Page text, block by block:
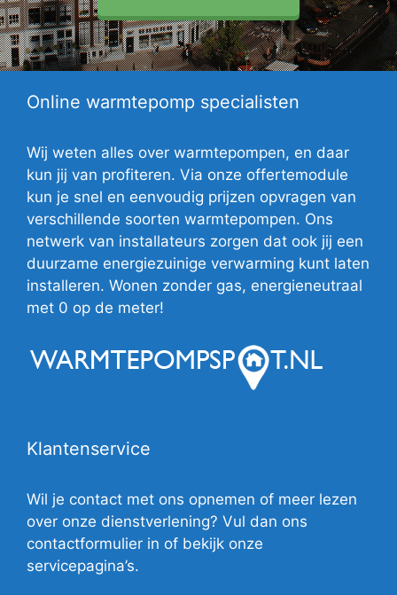
Online warmtepomp specialisten
Wij weten alles over warmtepompen, en daar
kun jij van profiteren. Via onze offertemodule
kun je snel en eenvoudig prijzen opvragen van
verschillende soorten warmtepompen. Ons
netwerk van installateurs zorgen dat ook jij een
duurzame energiezuinige verwarming kunt laten
installeren. Wonen zonder gas, energieneutraal
met 0 op de meter!
Klantenservice
Wil je contact met ons opnemen of meer lezen
over onze dienstverlening? Vul dan ons
contactformulier in of bekijk onze
servicepagina’s.